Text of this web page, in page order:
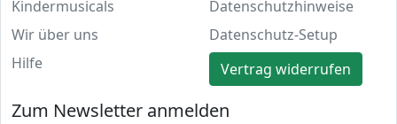
Kindermusicals
Wir über uns
Hilfe
Datenschutzhinweise
Datenschutz-Setup
Vertrag widerrufen
Zum Newsletter anmelden